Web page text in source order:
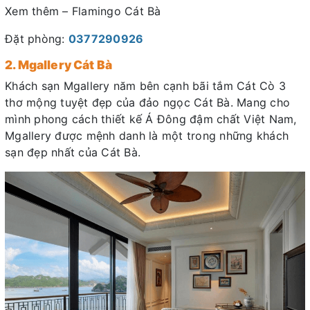
Xem thêm – Flamingo Cát Bà
Đặt phòng: 0377290926
2. Mgallery Cát Bà
Khách sạn Mgallery năm bên cạnh bãi tắm Cát Cò 3
thơ mộng tuyệt đẹp của đảo ngọc Cát Bà. Mang cho
mình phong cách thiết kế Á Đông đậm chất Việt Nam,
Mgallery được mệnh danh là một trong những khách
sạn đẹp nhất của Cát Bà.